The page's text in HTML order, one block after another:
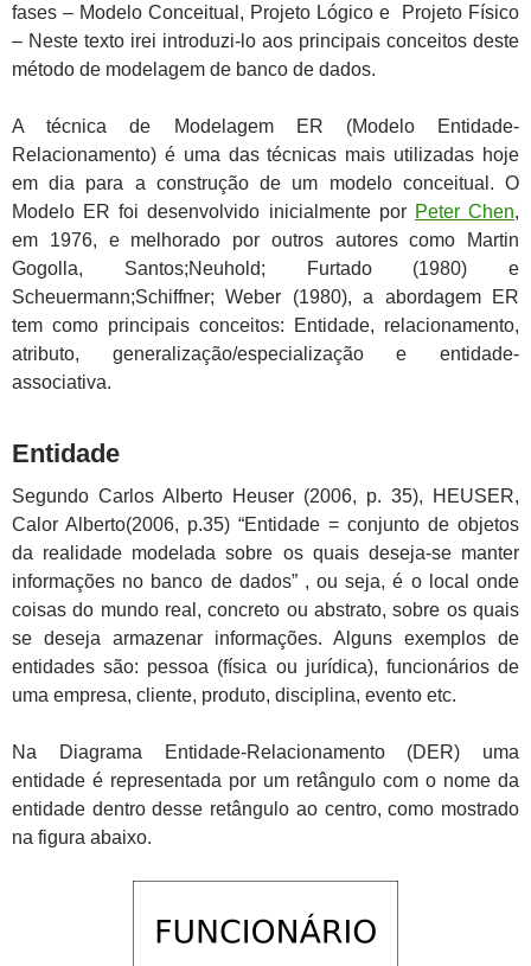
fases – Modelo Conceitual, Projeto Lógico e Projeto Físico
– Neste texto irei introduzi-lo aos principais conceitos deste
método de modelagem de banco de dados.
A técnica de Modelagem ER (Modelo Entidade-
Relacionamento) é uma das técnicas mais utilizadas hoje
em dia para a construção de um modelo conceitual. O
Modelo ER foi desenvolvido inicialmente por Peter Chen,
em 1976, e melhorado por outros autores como Martin
Gogolla, Santos;Neuhold; Furtado (1980) e
Scheuermann;Schiffner; Weber (1980), a abordagem ER
tem como principais conceitos: Entidade, relacionamento,
atributo, generalização/especialização e entidade-
associativa.
Entidade
Segundo Carlos Alberto Heuser (2006, p. 35), HEUSER,
Calor Alberto(2006, p.35) “Entidade = conjunto de objetos
da realidade modelada sobre os quais deseja-se manter
informações no banco de dados” , ou seja, é o local onde
coisas do mundo real, concreto ou abstrato, sobre os quais
se deseja armazenar informações. Alguns exemplos de
entidades são: pessoa (física ou jurídica), funcionários de
uma empresa, cliente, produto, disciplina, evento etc.
Na Diagrama Entidade-Relacionamento (DER) uma
entidade é representada por um retângulo com o nome da
entidade dentro desse retângulo ao centro, como mostrado
na figura abaixo.